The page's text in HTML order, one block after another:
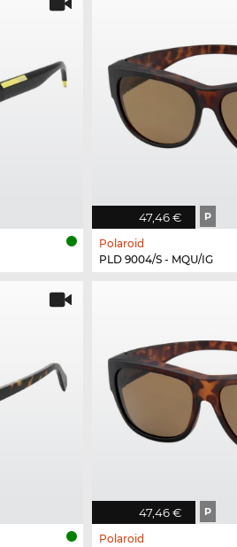
47,46 € P
Polaroid
PLD 9004/S - MQU/IG
47,46 € P
Polaroid